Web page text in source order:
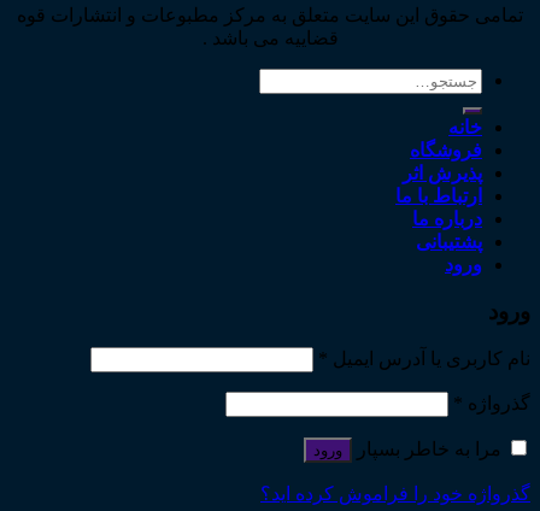
تمامی حقوق این سایت متعلق به مرکز مطبوعات و انتشارات قوه
قضاییه می باشد .
جستجو
خانه
فروشگاه
پذیرش اثر
ارتباط با ما
درباره ما
پشتیبانی
ورود
ورود
نام کاربری یا آدرس ایمیل *
گذرواژه *
مرا به خاطر بسپار ورود
گذرواژه خود را فراموش کرده اید؟